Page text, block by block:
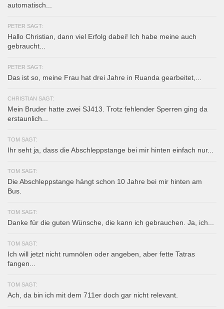
automatisch...
PETER SAGT:
Hallo Christian, dann viel Erfolg dabei! Ich habe meine auch
gebraucht...
PETER SAGT:
Das ist so, meine Frau hat drei Jahre in Ruanda gearbeitet,...
CHRISTIAN SAGT:
Mein Bruder hatte zwei SJ413. Trotz fehlender Sperren ging da
erstaunlich...
TOM SAGT:
Ihr seht ja, dass die Abschleppstange bei mir hinten einfach nur...
TOM SAGT:
Die Abschleppstange hängt schon 10 Jahre bei mir hinten am
Bus.
TOM SAGT:
Danke für die guten Wünsche, die kann ich gebrauchen. Ja, ich...
TOM SAGT:
Ich will jetzt nicht rumnölen oder angeben, aber fette Tatras
fangen...
TOM SAGT:
Ach, da bin ich mit dem 711er doch gar nicht relevant.